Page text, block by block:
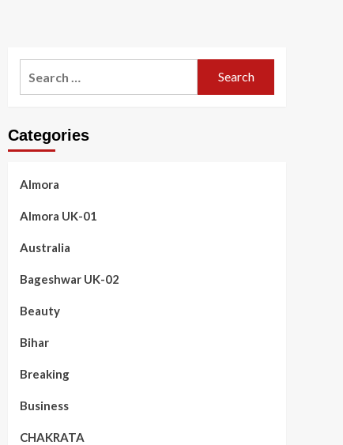
Categories
Almora
Almora UK-01
Australia
Bageshwar UK-02
Beauty
Bihar
Breaking
Business
CHAKRATA